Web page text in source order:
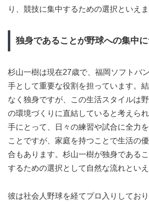
り、競技に集中するための選択といえま
独身であることが野球への集中
杉山一樹は現在27歳で、福岡ソフトバ
手として重要な役割を担っています。
なく独身ですが、この生活スタイルは
の環境づくりに直結していると考えら
手にとって、日々の練習や試合に全力
ことですが、家庭を持つことで生活の
合もあります。杉山一樹が独身である
するための選択として自然な流れといえ
彼は社会人野球を経てプロ入りしてお